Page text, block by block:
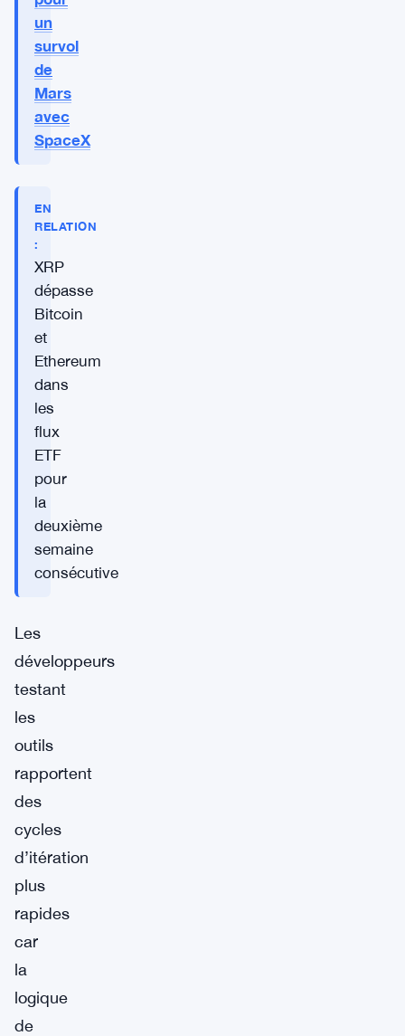
un
survol
de
Mars
avec
SpaceX
EN
RELATION
:
XRP
dépasse
Bitcoin
et
Ethereum
dans
les
flux
ETF
pour
la
deuxième
semaine
consécutive
Les
développeurs
testant
les
outils
rapportent
des
cycles
d’itération
plus
rapides
car
la
logique
de